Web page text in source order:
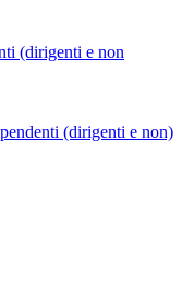
(dirigenti e non
(dirigenti e non)